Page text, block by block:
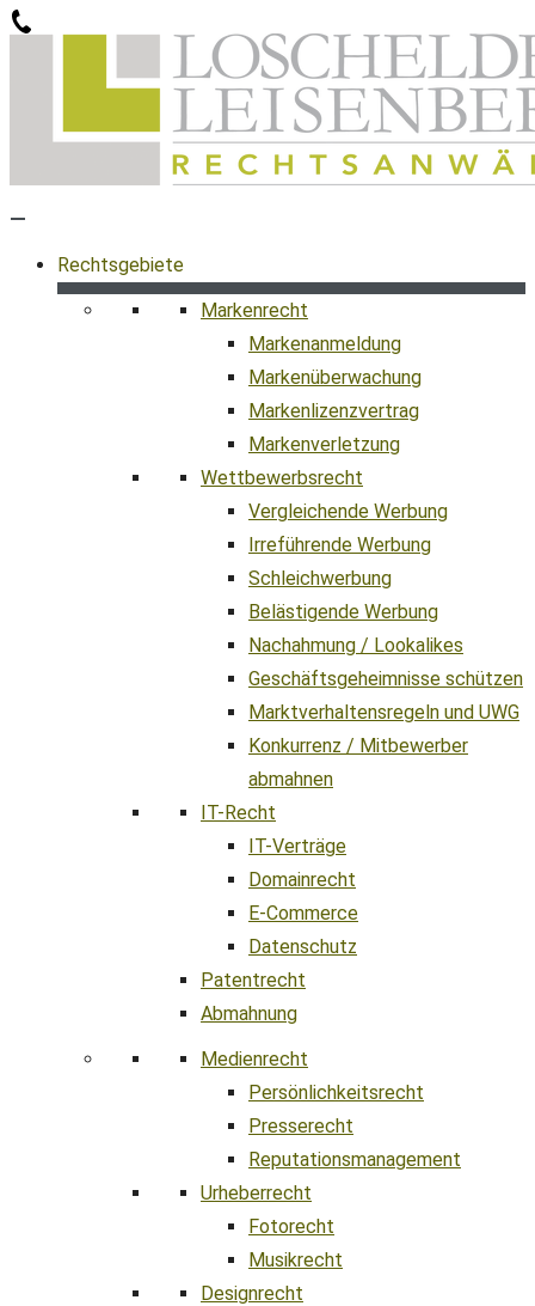
Zum
Rechtsgebiete
Markenrecht
Markenanmeldung
Markenüberwachung
Markenlizenzvertrag
Markenverletzung
Wettbewerbsrecht
Vergleichende Werbung
Irreführende Werbung
Schleichwerbung
Belästigende Werbung
Nachahmung / Lookalikes
Geschäftsgeheimnisse schützen
Marktverhaltensregeln und UWG
Konkurrenz / Mitbewerber
abmahnen
IT-Recht
IT-Verträge
Domainrecht
E-Commerce
Datenschutz
Patentrecht
Abmahnung
Medienrecht
Persönlichkeitsrecht
Presserecht
Reputationsmanagement
Urheberrecht
Fotorecht
Musikrecht
Designrecht